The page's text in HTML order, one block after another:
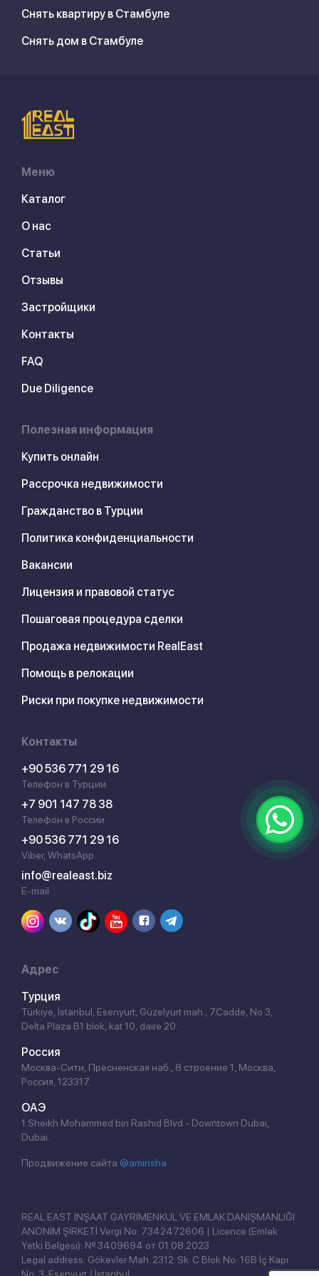
Снять квартиру в Стамбуле
Снять дом в Стамбуле
Меню
Каталог
О нас
Статьи
Отзывы
Застройщики
Контакты
FAQ
Due Diligence
Полезная информация
Купить онлайн
Рассрочка недвижимости
Гражданство в Турции
Политика конфиденциальности
Вакансии
Лицензия и правовой статус
Пошаговая процедура сделки
Продажа недвижимости RealEast
Помощь в релокации
Риски при покупке недвижимости
Контакты
+90 536 771 29 16
Телефон в Турции
+7 901 147 78 38
Телефон в России
+90 536 771 29 16
Viber, WhatsApp
info@realeast.biz
E-mail
Адрес
Турция
Türkiye, İstanbul, Esenyurt, Güzelyurt mah., 7.Cadde, No 3,
Delta Plaza B1 blok, kat 10, daire 20.
Россия
Москва-Сити, Пресненская наб., 8 строение 1, Москва,
Россия, 123317.
ОАЭ
1 Sheikh Mohammed bin Rashid Blvd - Downtown Dubai,
Dubai.
Продвижение сайта @aminsha
REAL EAST İNŞAAT GAYRİMENKUL VE EMLAK DANIŞMANLIĞI
ANONİM ŞİRKETİ Vergi No: 7342472606 | Licence (Emlak
Yetki Belgesi): № 3409694 от 01.08.2023
Legal address: Gökevler Mah. 2312. Sk. C Blok No: 16B İç Kapı